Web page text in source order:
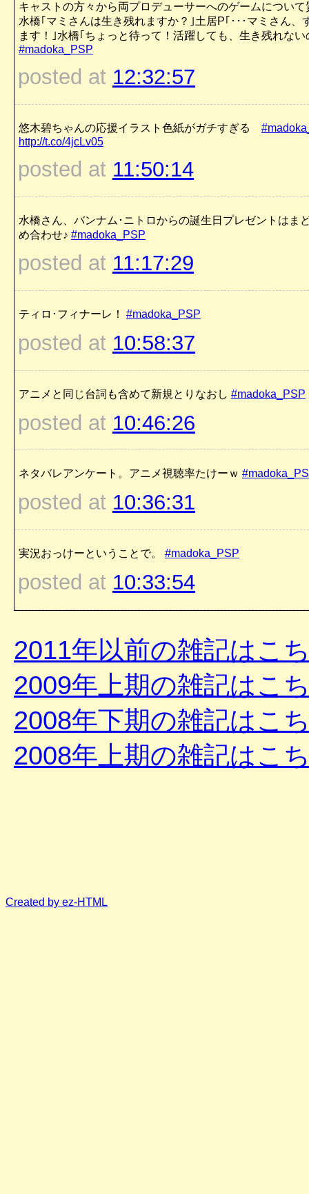
キャストの方々から両プロデューサーへのゲームについて
水橋｢マミさんは生き残れますか？｣土居P｢･･･マミさん、
ます！｣水橋｢ちょっと待って！活躍しても、生き残れない
#madoka_PSP
posted at 12:32:57
悠木碧ちゃんの応援イラスト色紙がガチすぎる
http://t.co/4jcLv05
posted at 11:50:14
水橋さん、バンナム･ニトロからの誕生日プレゼントはま
め合わせ♪ #madoka_PSP
posted at 11:17:29
ティロ･フィナーレ！ #madoka_PSP
posted at 10:58:37
アニメと同じ台詞も含めて新規とりなおし #madoka_PSP
posted at 10:46:26
ネタバレアンケート。アニメ視聴率たけーｗ
posted at 10:36:31
実況おっけーということで。 #madoka_PSP
posted at 10:33:54
2011年以前の雑記はこ
2009年上期の雑記はこ
2008年下期の雑記はこ
2008年上期の雑記はこ
Created by ez-HTML